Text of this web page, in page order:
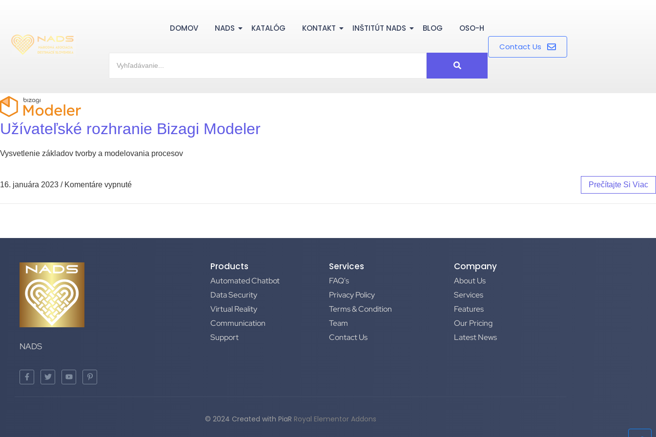
DOMOV NADS KATALÓG KONTAKT INŠTITÚT NADS BLOG
OSO-H
Contact Us
Užívateľské rozhranie Bizagi Modeler
Vysvetlenie základov tvorby a modelovania procesov
16. januára 2023 / Komentáre vypnuté Prečítajte Si Viac
NADS
Products
Automated Chatbot
Data Security
Virtual Reality
Communication
Support
Services
FAQ's
Privacy Policy
Terms & Condition
Team
Contact Us
Company
About Us
Services
Features
Our Pricing
Latest News
© 2024 Created with PiaR Royal Elementor Addons